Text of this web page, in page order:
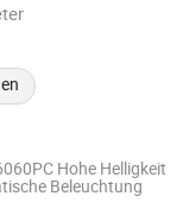
Hohe Helligkeit
Beleuchtung